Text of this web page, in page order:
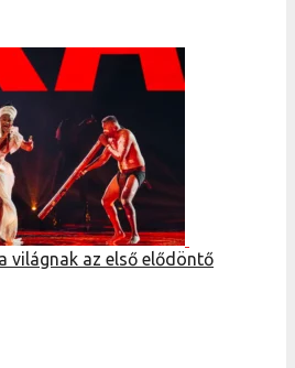
világnak az első elődöntő